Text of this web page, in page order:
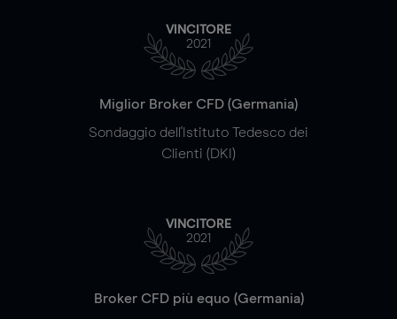
VINCITORE
2021
Miglior Broker CFD (Germania)
Sondaggio dell'Istituto Tedesco dei
Clienti (DKI)
VINCITORE
2021
Broker CFD più equo (Germania)